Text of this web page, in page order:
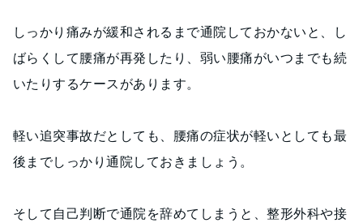
しっかり痛みが緩和されるまで通院しておかないと、し
ばらくして腰痛が再発したり、弱い腰痛がいつまでも続
いたりするケースがあります。
軽い追突事故だとしても、腰痛の症状が軽いとしても最
後までしっかり通院しておきましょう。
そして自己判断で通院を辞めてしまうと、整形外科や接